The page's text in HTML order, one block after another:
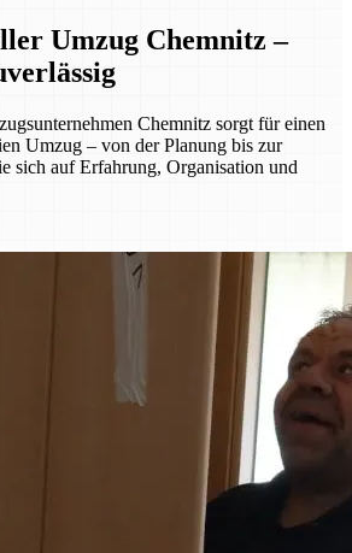
Umzug Chemnitz –
Chemnitz sorgt für einen
Umzug – von der Planung bis zur
sich auf Erfahrung, Organisation und